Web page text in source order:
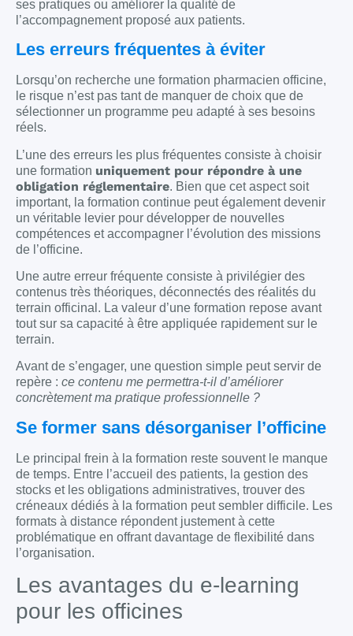
ses pratiques ou améliorer la qualité de
l’accompagnement proposé aux patients.
Les erreurs fréquentes à éviter
Lorsqu’on recherche une formation pharmacien officine,
le risque n’est pas tant de manquer de choix que de
sélectionner un programme peu adapté à ses besoins
réels.
L’une des erreurs les plus fréquentes consiste à choisir
une formation uniquement pour répondre à une
obligation réglementaire. Bien que cet aspect soit
important, la formation continue peut également devenir
un véritable levier pour développer de nouvelles
compétences et accompagner l’évolution des missions
de l’officine.
Une autre erreur fréquente consiste à privilégier des
contenus très théoriques, déconnectés des réalités du
terrain officinal. La valeur d’une formation repose avant
tout sur sa capacité à être appliquée rapidement sur le
terrain.
Avant de s’engager, une question simple peut servir de
repère : ce contenu me permettra-t-il d’améliorer
concrètement ma pratique professionnelle ?
Se former sans désorganiser l’officine
Le principal frein à la formation reste souvent le manque
de temps. Entre l’accueil des patients, la gestion des
stocks et les obligations administratives, trouver des
créneaux dédiés à la formation peut sembler difficile. Les
formats à distance répondent justement à cette
problématique en offrant davantage de flexibilité dans
l’organisation.
Les avantages du e-learning
pour les officines